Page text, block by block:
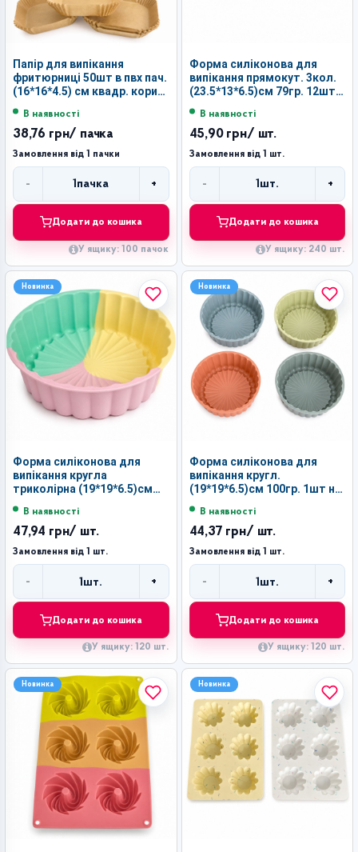
Папір для випікання
фритюрниці 50шт в пвх пач.
(16*16*4.5) см квадр. корич.
В наявності
38,76 грн/ пачка
Замовлення від 1 пачки
- 1пачка +
Додати до кошика
У ящику: 100 пачок
Форма силіконова для
випікання прямокут. 3кол.
(23.5*13*6.5)см 79гр. 12шт у
В наявності
45,90 грн/ шт.
Замовлення від 1 шт.
- 1шт. +
Додати до кошика
У ящику: 240 шт.
Новинка
Форма силіконова для
випікання кругла
триколірна (19*19*6.5)см
(120)
В наявності
47,94 грн/ шт.
Замовлення від 1 шт.
- 1 шт. +
Додати до кошика
У ящику: 120 шт.
Новинка
Форма силіконова для
випікання кругл.
(19*19*6.5)см 100гр. 1шт на
(120)
В наявності
44,37 грн/ шт.
Замовлення від 1 шт.
- 1 шт. +
Додати до кошика
У ящику: 120 шт.
Новинка Новинка